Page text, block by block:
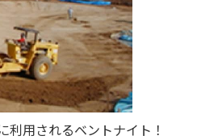
利用されるベントナイト！